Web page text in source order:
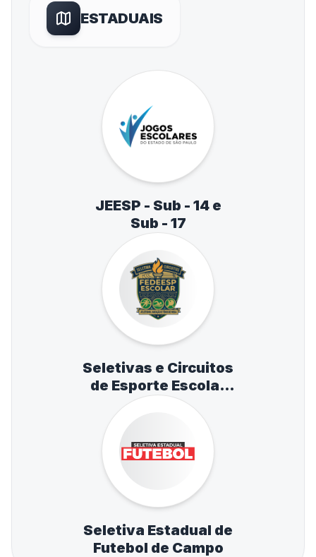
ESTADUAIS
JEESP - Sub - 14 e
Sub - 17
Seletivas e Circuitos
de Esporte Escolar
de Atletismo,
Natação e Tênis de
Mesa
Seletiva Estadual de
Futebol de Campo